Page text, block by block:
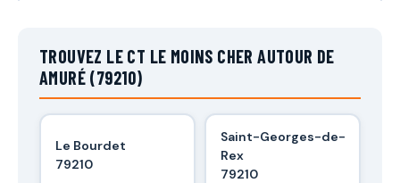
TROUVEZ LE CT LE MOINS CHER AUTOUR DE
AMURÉ (79210)
Le Bourdet
79210
Saint-Georges-de-
Rex
79210